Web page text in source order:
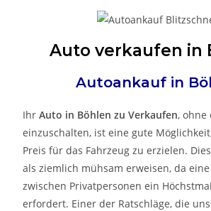
Auto verkaufen in
Autoankauf in
IhrAuto in BöhlenzuVerkaufen,
einzuschalten, ist eine gute
Preis für das Fahrzeug zu erzielen.
als ziemlich mühsam erweisen, da
zwischen Privatpersonen ein
erfordert. Einer der Ratschläge, die